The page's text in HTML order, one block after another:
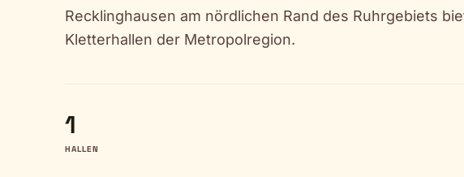
Recklinghausen am nördlichen Rand des Ruhrgebiets
Kletterhallen der Metropolregion.
1
HALLEN